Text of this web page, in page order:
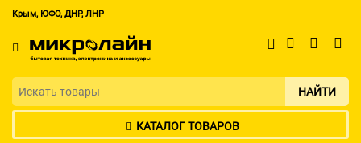
Крым, ЮФО, ДНР, ЛНР
НАЙТИ
КАТАЛОГ ТОВАРОВ